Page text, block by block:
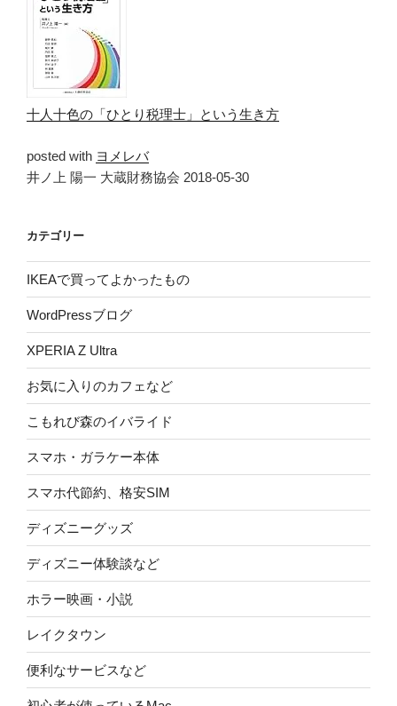
十人十色の「ひとり税理士」という生き方
posted with ヨメレバ
井ノ上 陽一 大蔵財務協会 2018-05-30
カテゴリー
IKEAで買ってよかったもの
WordPressブログ
XPERIA Z Ultra
お気に入りのカフェなど
こもれび森のイバライド
スマホ・ガラケー本体
スマホ代節約、格安SIM
ディズニーグッズ
ディズニー体験談など
ホラー映画・小説
レイクタウン
便利なサービスなど